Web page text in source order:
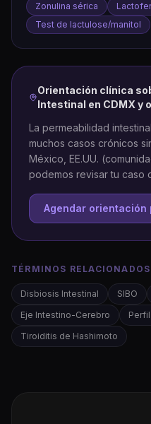
Zonulina sérica
Test de lactulose/manitol
Orientación clínica
Intestinal en CDMX y
La permeabilidad
muchos casos crónicos
México, EE.UU.
podemos revisar tu caso
Agendar orientación
TÉRMINOS
Disbiosis Intestinal SIBO
Eje Intestino-Cerebro
Tiroiditis de Hashimoto